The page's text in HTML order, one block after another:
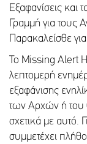
Εξαφανίσεις και
Γραμμή για τους
Παρακαλείσθε
Το Missing Alert
λεπτομερή
εξαφάνισης
των Αρχών ή του
σχετικά με αυτό.
συμμετέχει